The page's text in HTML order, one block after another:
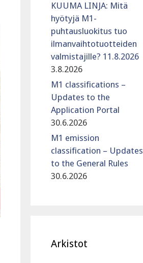
KUUMA LINJA: Mitä
hyötyjä M1-
puhtausluokitus tuo
ilmanvaihtotuotteiden
valmistajille? 11.8.2026
3.8.2026
M1 classifications –
Updates to the
Application Portal
30.6.2026
M1 emission
classification – Updates
to the General Rules
30.6.2026
Arkistot